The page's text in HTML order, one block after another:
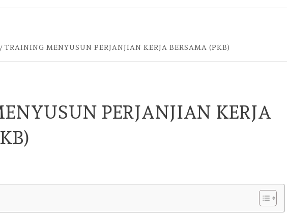
TRAINING MENYUSUN PERJANJIAN KERJA BERSAMA (PKB)
PERJANJIAN KERJA